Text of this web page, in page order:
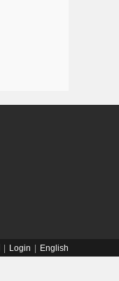
Login English